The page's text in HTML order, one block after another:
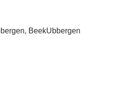
BeekUbbergen